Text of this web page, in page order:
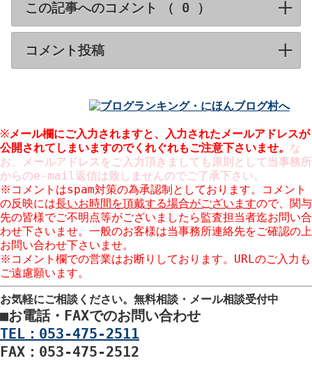
この記事へのコメント （ ） click to
コメント投稿click to expand contents
※メール欄にご入力されますと、入力された メールアドレスが
公開 されてしまいますのでくれぐれもご注意下さいませ。 な
お、メールアドレスをご入力頂きましても原則として当事務所
からのe-mail返信は致しませんのでご了承下さい。
※コメントはspam対策の為承認制としております。コメント
の反映には長いお時間を頂戴する場合がございますので、関与
先の皆様でご不明点等がございましたら監査担当者迄お問い合
わせ下さいませ。一般のお客様は当事務所連絡先をご確認の上
お問い合わせ下さいませ。
※コメント欄での営業はお断りしております。URLのご入力も
ご遠慮願います。
お気軽にご相談ください。 無料相談・メール相談受付中
■お電話・FAXでのお問い合わせ
TEL：053-475-2511
FAX：053-475-2512